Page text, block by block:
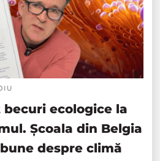
ecologice la
Școala din Belgia
despre climă